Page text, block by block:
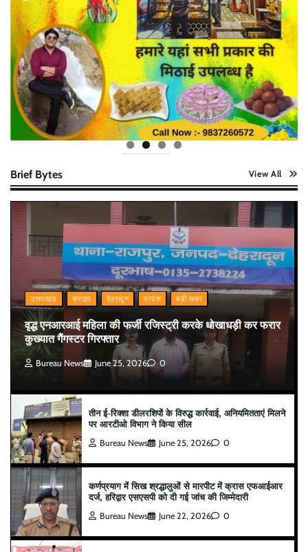
Brief Bytes View All
उत्तराखंड क्राइम देहरादून प्रदेश बड़ी खबर
वृद्ध एनआरआई महिला की फर्जी रजिस्ट्री करके धोखाधड़ी कर फरार
कुख्यात गैंगस्टर गिरफ्तार
Bureau News June 25, 2026 0
तीन ई-रिक्शा डीलरशिपों के विरुद्ध कार्रवाई, अनियमितताएं मिलने
पर आरटीओ विभाग ने किया सील
Bureau News June 25, 2026 0
कर्णप्रयाग में सिख श्रद्धालुओं से मारपीट में क्रास एफआईआर
दर्ज, हरिद्वार एसएसपी को दी गई जांच की जिम्मेदारी
Bureau News June 22, 2026 0